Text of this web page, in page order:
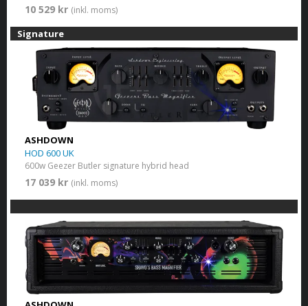
10 529 kr (inkl. moms)
Signature
ASHDOWN
HOD 600 UK
600w Geezer Butler signature hybrid head
17 039 kr (inkl. moms)